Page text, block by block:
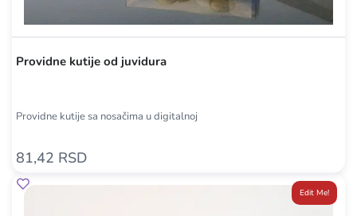
Providne kutije od juvidura
Providne kutije sa nosačima u digitalnoj
81,42 RSD
Edit Me!